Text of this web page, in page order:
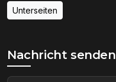
Unterseiten
Nachricht senden